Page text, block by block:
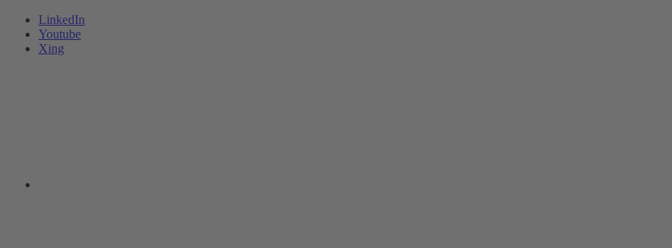
LinkedIn
Youtube
Xing